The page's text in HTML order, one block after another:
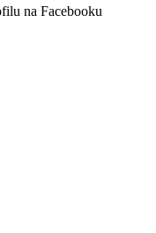
na Facebooku